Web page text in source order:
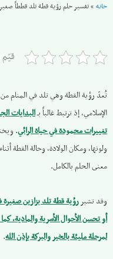
خانه »تفسير حلم رؤية قطة تلد قططاً
تُعدّ رؤية القطة وهي تلد في المنام
الإسلامي، إذ ترتبط غالباً بـالبدايات
تغييرات محمودة في حياة الرائي.
ولونها، ومكان الولادة، وحالة القطة
معنى الحلم بالكامل.
وقد تشيررؤية قطة تلد بزازين صغيرة
أو تحسن الأحوال الأسرية والمادية،
لمرحلة مليئة بالخير والبركة بإذن الله.